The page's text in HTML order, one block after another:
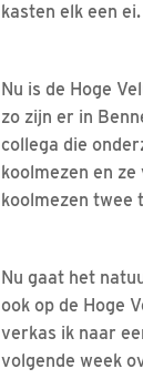
kasten elk een ei.
Nu is de Hoge
zo zijn er in
collega die
koolmezen en
koolmezen twee
Nu gaat het
ook op de Hoge
verkas ik naar
volgende week